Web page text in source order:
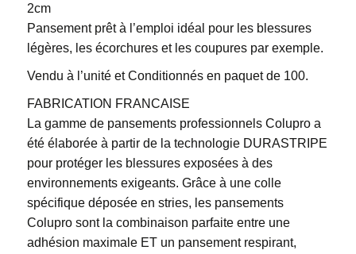
2cm
Pansement prêt à l’emploi idéal pour les blessures
légères, les écorchures et les coupures par exemple.
Vendu à l’unité et Conditionnés en paquet de 100.
FABRICATION FRANCAISE
La gamme de pansements professionnels Colupro a
été élaborée à partir de la technologie DURASTRIPE
pour protéger les blessures exposées à des
environnements exigeants. Grâce à une colle
spécifique déposée en stries, les pansements
Colupro sont la combinaison parfaite entre une
adhésion maximale ET un pansement respirant,